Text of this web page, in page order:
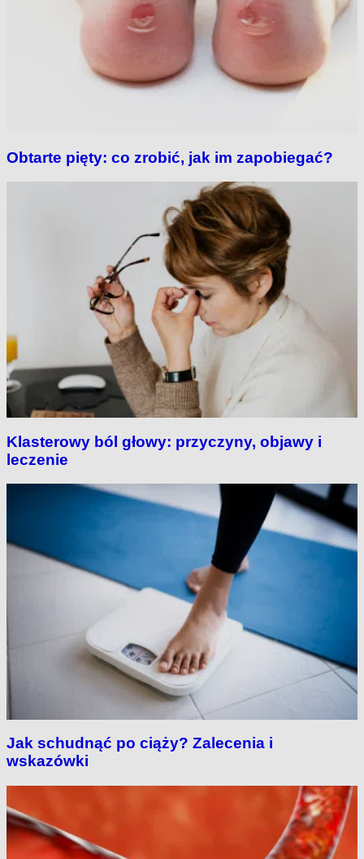
Obtarte pięty: co zrobić, jak im zapobiegać?
Klasterowy ból głowy: przyczyny, objawy i
leczenie
Jak schudnąć po ciąży? Zalecenia i
wskazówki